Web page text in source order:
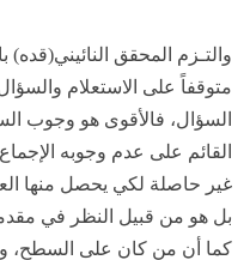
والتـزم المحقق النائيني(قده)
متوقفاً على الاستعلام
السؤال، فالأقوى هو وجوب
القائم على عدم وجوبه
غير حاصلة لكي يحصل منها
بل هو من قبيل النظر في
كما أن من كان على السطح،